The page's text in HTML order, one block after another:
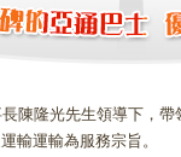
陳隆光先生領導下，
輸運輸為服務宗旨。